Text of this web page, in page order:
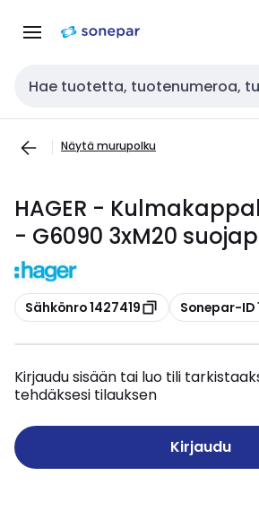
navigointiinsisältöön
Haku
Näytä murupolku
HAGER -
- G6090 3xM20
Kopioi
Sähkönro 1427419 Kopioi
Sonepar-ID
Kirjaudu sisään tai luo tili
tehdäksesi tilauksen
Kirjaudu